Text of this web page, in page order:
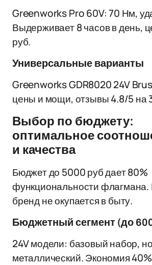
Greenworks Pro 60V: 70 Нм,
Выдерживает 8 часов в день,
руб.
Универсальные варианты
Greenworks GDR8020 24V
цены и мощи, отзывы 4.8/5 на
Выбор по бюджету:
оптимальное
и качества
Бюджет до 5000 руб дает 80%
функциональности флагмана.
бренд не окупается в быту.
Бюджетный сегмент (до
24V модели: базовый набор,
металлический. Экономия